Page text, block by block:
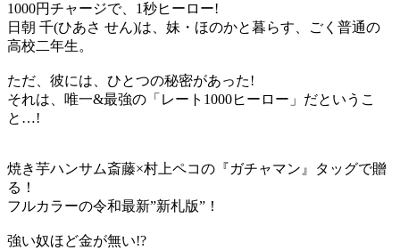
1000円チャージで、1秒ヒーロー!
日朝 千(ひあさ せん)は、妹・ほのかと暮らす、ごく普通の
高校二年生。
ただ、彼には、ひとつの秘密があった!
それは、唯一&最強の「レート1000ヒーロー」だというこ
と…!
焼き芋ハンサム斎藤×村上ペコの『ガチャマン』タッグで贈
る！
フルカラーの令和最新”新札版”！
強い奴ほど金が無い!?